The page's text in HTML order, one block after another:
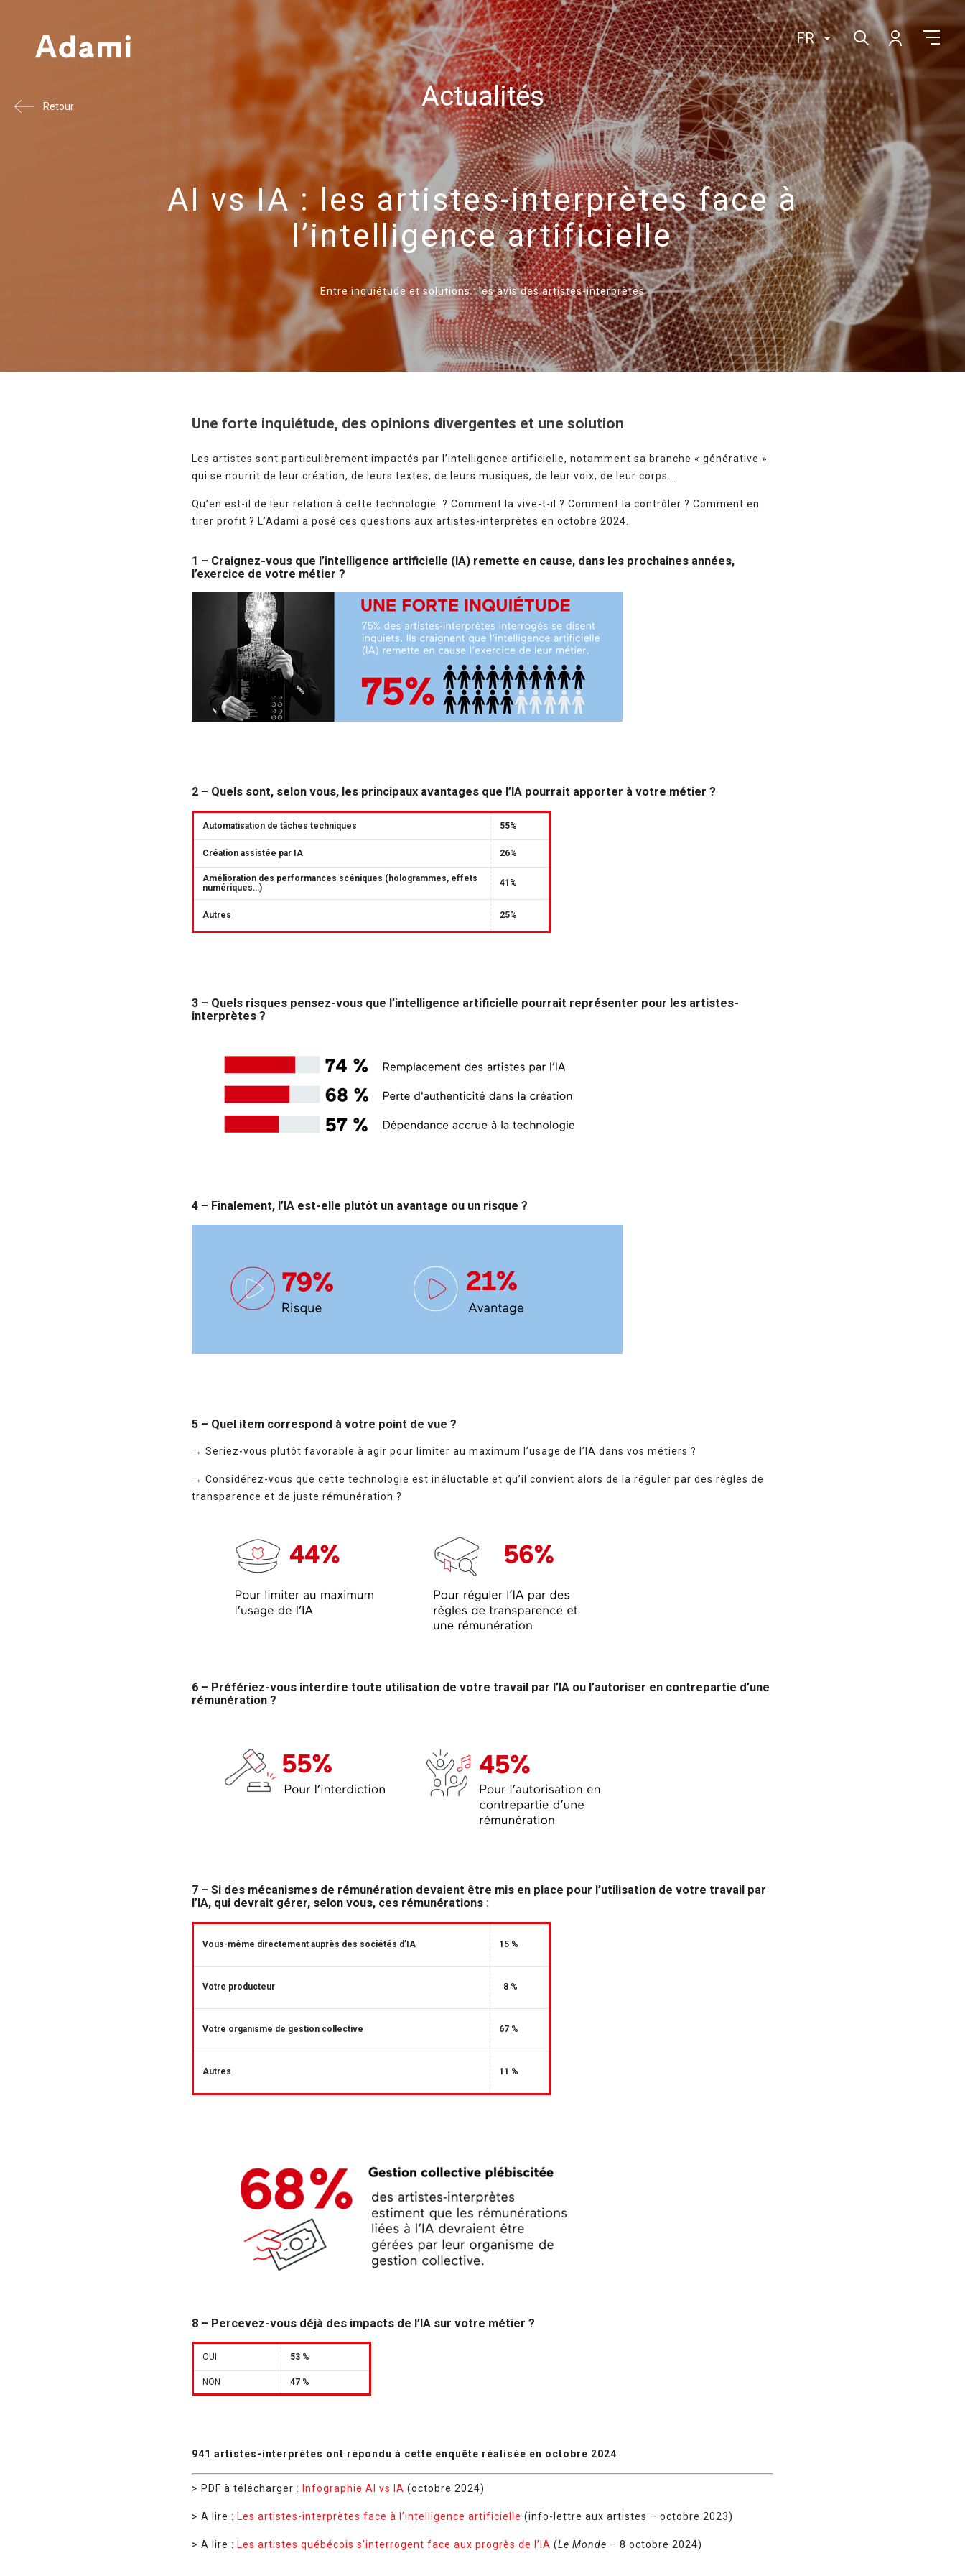
FR
Retour Actualités
AI vs IA : les artistes-interprètes face à
l’intelligence artificielle
Entre inquiétude et solutions : les avis des artistes-interprètes
Une forte inquiétude, des opinions divergentes et une solution
Les artistes sont particulièrement impactés par l’intelligence artificielle, notamment sa branche « générative »
qui se nourrit de leur création, de leurs textes, de leurs musiques, de leur voix, de leur corps…
Qu’en est-il de leur relation à cette technologie ? Comment la vive-t-il ? Comment la contrôler ? Comment en
tirer profit ? L’Adami a posé ces questions aux artistes-interprètes en octobre 2024.
1 – Craignez-vous que l’intelligence artificielle (IA) remette en cause, dans les prochaines années,
l’exercice de votre métier ?
2 – Quels sont, selon vous, les principaux avantages que l’IA pourrait apporter à votre métier ?
Automatisation de tâches techniques 55%
Création assistée par IA 26%
Amélioration des performances scéniques (hologrammes, effets
numériques…)
41%
Autres 25%
3 – Quels risques pensez-vous que l’intelligence artificielle pourrait représenter pour les artistes-
interprètes ?
4 – Finalement, l’IA est-elle plutôt un avantage ou un risque ?
5 – Quel item correspond à votre point de vue ?
→ Seriez-vous plutôt favorable à agir pour limiter au maximum l’usage de l’IA dans vos métiers ?
→ Considérez-vous que cette technologie est inéluctable et qu’il convient alors de la réguler par des règles de
transparence et de juste rémunération ?
6 – Préfériez-vous interdire toute utilisation de votre travail par l’IA ou l’autoriser en contrepartie d’une
rémunération ?
7 – Si des mécanismes de rémunération devaient être mis en place pour l’utilisation de votre travail par
l’IA, qui devrait gérer, selon vous, ces rémunérations :
Vous-même directement auprès des sociétés d’IA 15 %
Votre producteur 8 %
Votre organisme de gestion collective 67 %
Autres 11 %
8 – Percevez-vous déjà des impacts de l’IA sur votre métier ?
OUI 53 %
NON 47 %
941 artistes-interprètes ont répondu à cette enquête réalisée en octobre 2024
> PDF à télécharger : Infographie AI vs IA (octobre 2024)
> A lire : Les artistes-interprètes face à l’intelligence artificielle (info-lettre aux artistes – octobre 2023)
> A lire : Les artistes québécois s’interrogent face aux progrès de l’IA (Le Monde – 8 octobre 2024)